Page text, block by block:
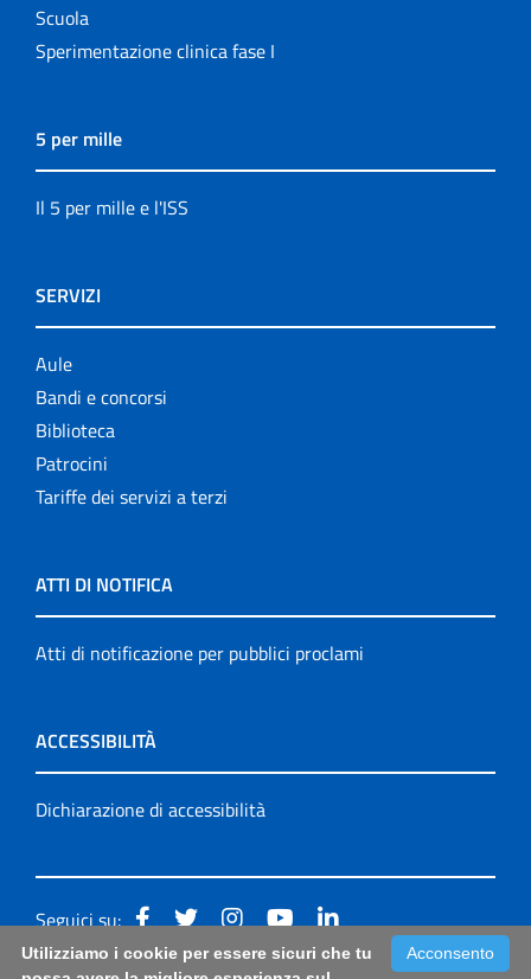
Scuola
Sperimentazione clinica fase I
5 per mille
Il 5 per mille e l'ISS
SERVIZI
Aule
Bandi e concorsi
Biblioteca
Patrocini
Tariffe dei servizi a terzi
ATTI DI NOTIFICA
Atti di notificazione per pubblici proclami
ACCESSIBILITÀ
Dichiarazione di accessibilità
Seguici su:
Acconsento
Utilizziamo i cookie per essere sicuri che tu